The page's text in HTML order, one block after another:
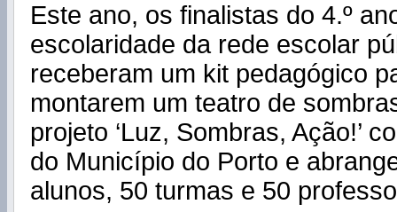
Este ano, os finalistas do 4.º
escolaridade da rede escolar
receberam um kit pedagógico
montarem um teatro de
projeto ‘Luz, Sombras, Ação!’
do Município do Porto e
alunos, 50 turmas e 50